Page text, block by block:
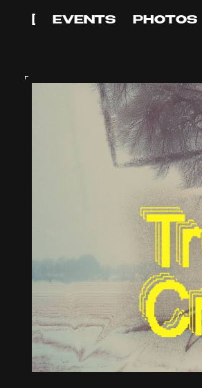
[ EVENTS PHOTOS